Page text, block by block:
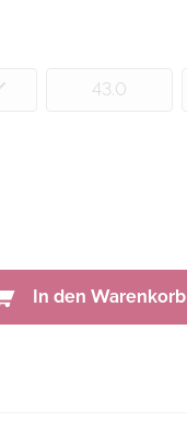
43.0
In den Warenkorb